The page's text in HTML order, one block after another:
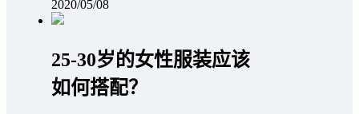
2020/05/08
25-30岁的女性服装应该
如何搭配？